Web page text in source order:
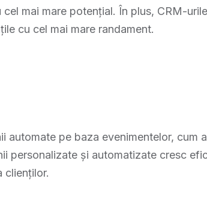
mai mare potențial. În plus, CRM-
cu cel mai mare randament.
pe baza evenimentelor, cum
personalizate și automatizate cresc
clienților.